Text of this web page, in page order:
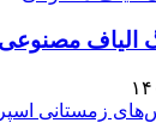
الیاف مصنوعی